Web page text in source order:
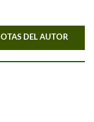
DEL AUTOR